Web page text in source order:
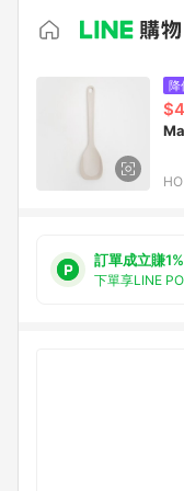
降
訂單成立賺1%
下單享LINE